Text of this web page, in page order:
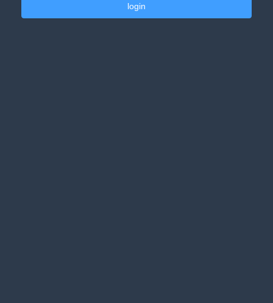
login